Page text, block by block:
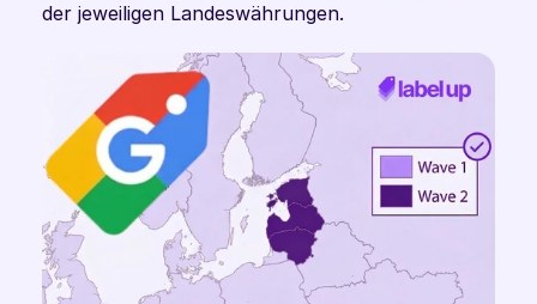
der jeweiligen Landeswährungen.